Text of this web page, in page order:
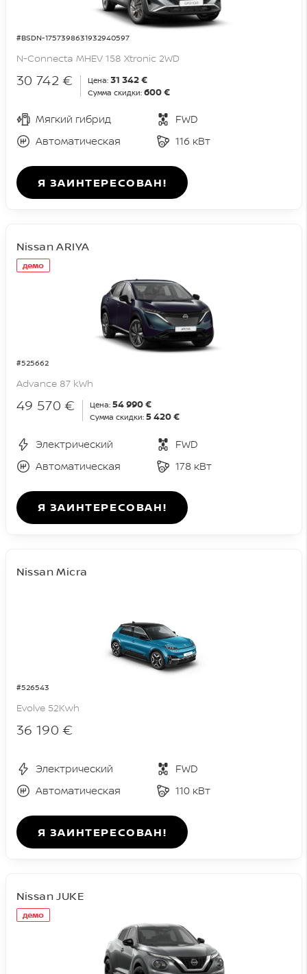
#BSDN-1757398631932940597
N-Connecta MHEV 158 Xtronic 2WD
30 742 € Цена: 31 342 €
Сумма скидки: 600 €
Мягкий гибрид
FWD
Автоматическая
116 кВт
Я ЗАИНТЕРЕСОВАН!
демо
#525662
Nissan ARIYA
Advance 87 kWh
49 570 € Цена: 54 990 €
Сумма скидки: 5 420 €
Электрический
FWD
Автоматическая
178 кВт
Я ЗАИНТЕРЕСОВАН!
#526543
Nissan Micra
Evolve 52Kwh
36 190 €
Электрический
FWD
Автоматическая
110 кВт
Я ЗАИНТЕРЕСОВАН!
демо
Nissan JUKE